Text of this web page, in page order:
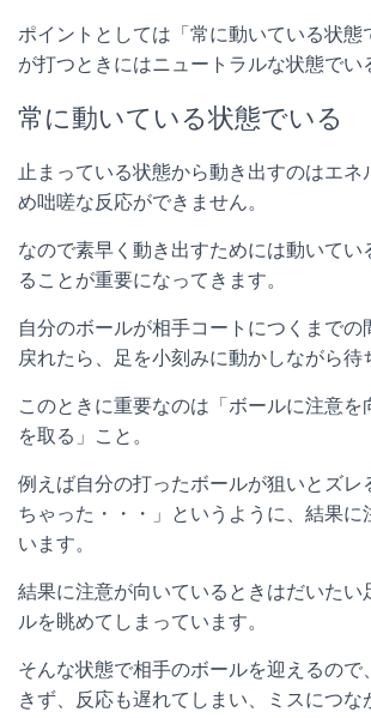
ポイントとしては「常に動いている状態
が打つときにはニュートラルな状態でい
常に動いている状態でいる
止まっている状態から動き出すのはエネ
め咄嗟な反応ができません。
なので素早く動き出すためには動いてい
ることが重要になってきます。
自分のボールが相手コートにつくまでの
戻れたら、足を小刻みに動かしながら待
このときに重要なのは「ボールに注意を
を取る」こと。
例えば自分の打ったボールが狙いとズレ
ちゃった・・・」というように、結果に
います。
結果に注意が向いているときはだいたい
ルを眺めてしまっています。
そんな状態で相手のボールを迎えるので
きず、反応も遅れてしまい、ミスにつな